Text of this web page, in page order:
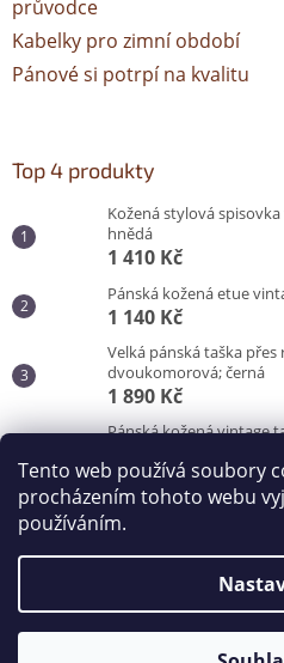
Tento web používá soubory
procházením tohoto webu
používáním.
průvodce
Kabelky pro zimní období
Pánové si potrpí na kvalitu
Top 4 produkty
Kožená stylová spisovka
hnědá
1 410 Kč
Pánská kožená etue
1 140 Kč
Velká pánská taška
dvoukomorová; černá
1 890 Kč
Pánská kožená vintage
3 100 Kč
Copyright 2026Kabelky od